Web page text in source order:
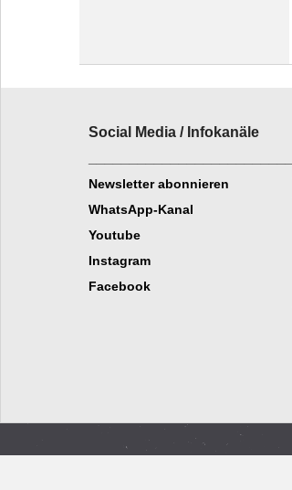
Social Media / Infokanäle
Newsletter abonnieren
WhatsApp-Kanal
Youtube
Instagram
Facebook